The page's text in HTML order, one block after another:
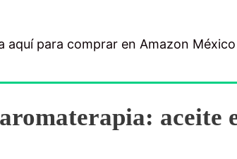
aquí para comprar en Amazon México
aceite